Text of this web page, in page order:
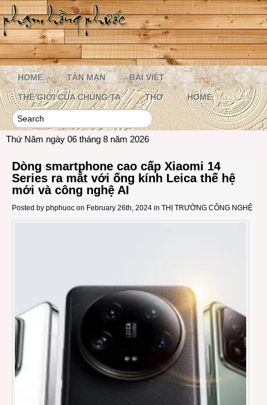
HOME TẢN MẠN BÀI VIẾT
THẾ GIỚI CỦA CHÚNG TA THƠ HOME
Thứ Năm ngày 06 tháng 8 năm 2026
Dòng smartphone cao cấp Xiaomi 14
Series ra mắt với ống kính Leica thế hệ
mới và công nghệ AI
Posted by phphuoc on February 26th, 2024 in THỊ TRƯỜNG CÔNG NGHỆ